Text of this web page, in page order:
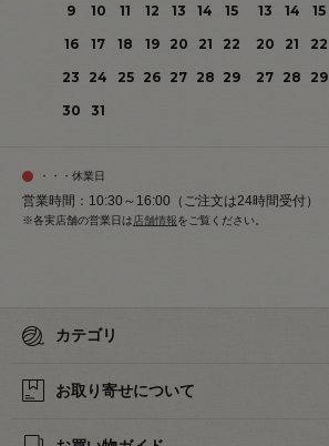
9
10 11 12 13 14
15
16
17 18 19 20 21
22
23
24 25 26 27 28 29
30
31
13
14 15
20
21 22
27 28 29
・・・休業日
営業時間：10:30～16:00（ご注文は24時間受付）
※各実店舗の営業日は 店舗情報をご覧ください。
カテゴリ
お取り寄せについて